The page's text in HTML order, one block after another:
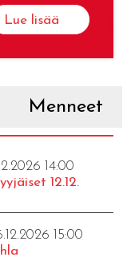
Lue lisää
Menneet
14:00
12.12.
15:00